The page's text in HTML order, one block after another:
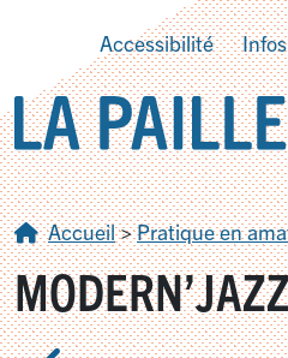
Accessibilité
Accueil>Pratique en